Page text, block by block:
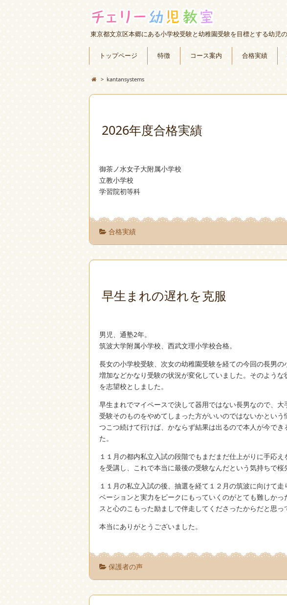
東京都文京区本郷にある小学校受験と幼稚園受験を目標とする幼児
トップページ 特徴 コース案内 合格実績
> kantansystems
2026年度合格実績
御茶ノ水女子大附属小学校
立教小学校
学習院初等科
合格実績
早生まれの遅れを克服
男児、通塾2年。
筑波大学附属小学校、西武文理小学校合格。
長女の小学校受験、次女の幼稚園受験を経ての今回の長男
増加などかなり受験の状況が変化していました。そのよう
を志望校としました。
早生まれでマイペースで決して器用ではない長男なので、
受験そのものをやめてしまった方がいいのではないかとい
つこつ続けて行けば、かならず結果は出るので本人が今で
た。
１１月の都内私立入試の段階でもまだまだ仕上がりに手応
を受講し、これで本当に最後の受験なんだという気持ちで
１１月の私立入試の後、抽選を経て１２月の筑波に向けて
ベーションと実力をピークにもっていくのがとても難しか
スと心のこもった励ましで伴走してくださったからだと思っ
本当にありがとうございました。
保護者の声